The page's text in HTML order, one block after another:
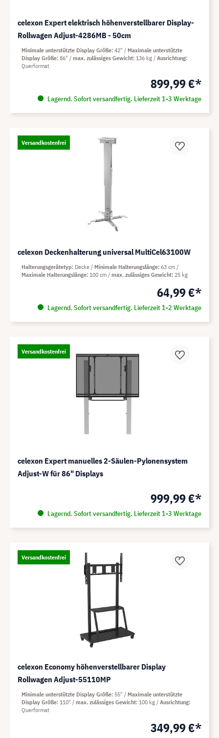
celexon Expert elektrisch höhenverstellbarer Display-
Rollwagen Adjust-4286MB - 50cm
899,99 €*
Lagernd. Sofort versandfertig. Lieferzeit 1-3 Werktage
Minimale unterstützte Display Größe 42"
Maximale unterstützte
Display Größe 86" max. zulässiges Gewicht 136 kg
Ausrichtung
Querformat
Versandkostenfrei
celexon Deckenhalterung universal MultiCel63100W
64,99 €*
Lagernd. Sofort versandfertig. Lieferzeit 1-2 Werktage
Halterungsgerätetyp Decke Minimale Halterungslänge 63 cm
Maximale Halterungslänge 100 cm max. zulässiges Gewicht 25 kg
Versandkostenfrei
celexon Expert manuelles 2-Säulen-Pylonensystem
Adjust-W für 86" Displays
999,99 €*
Lagernd. Sofort versandfertig. Lieferzeit 1-3 Werktage
Versandkostenfrei
celexon Economy höhenverstellbarer Display
Rollwagen Adjust-55110MP
349,99 €*
Minimale unterstützte Display Größe 55"
Maximale unterstützte
Display Größe 110" max. zulässiges Gewicht 100 kg
Ausrichtung
Querformat